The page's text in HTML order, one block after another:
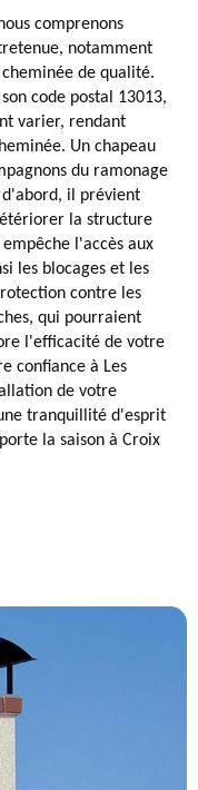
comprenons
notamment
de qualité.
code postal 13013,
varier, rendant
Un chapeau
du ramonage
il prévient
la structure
l'accès aux
les blocages et les
contre les
qui pourraient
l'efficacité de votre
confiance à Les
de votre
tranquillité d'esprit
la saison à Croix